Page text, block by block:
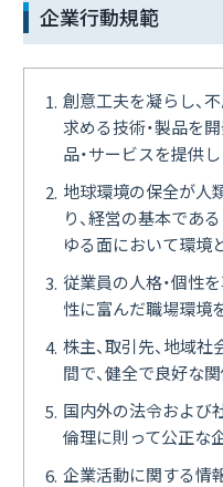
企業行動規範
創意工夫を凝らし、
求める技術・製品を
品・サービスを提供し
地球環境の保全が人
り、経営の基本であ
ゆる面において環境
従業員の人格・個性
性に富んだ職場環境
株主、取引先、地域
間で、健全で良好な
国内外の法令および
倫理に則って公正な
企業活動に関する情